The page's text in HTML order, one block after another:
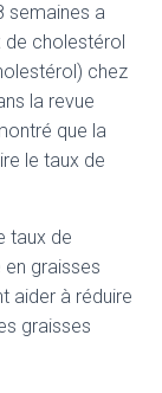
semaines a
de cholestérol
chez
la revue
que la
le taux de
taux de
graisses
aider à réduire
graisses